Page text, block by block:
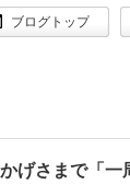
ブログトップ
げさまで「一